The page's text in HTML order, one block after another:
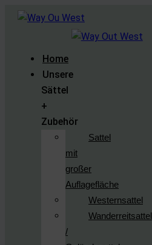
Home
Unsere
Sättel
+
Zubehör
Sattel
mit
großer
Auflagefläche
Westernsattel
Wanderreitsattel
/